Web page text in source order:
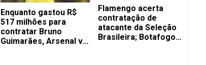
Enquanto gastou R$
517 milhões para
contratar Bruno
Guimarães, Arsenal vai
Flamengo acerta
contratação de
atacante da Seleção
Brasileira; Botafogo